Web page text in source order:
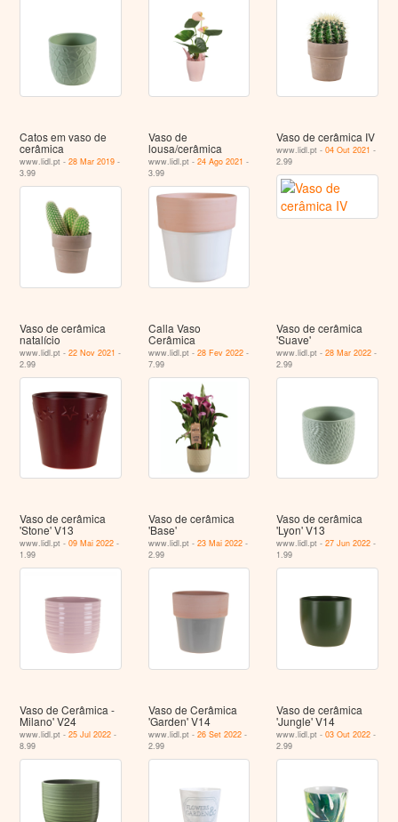
Catos em vaso de
cerâmica
www.lidl.pt -28 Mar 2019 -
3.99
Vaso de
lousa/cerâmica
www.lidl.pt - 24 Ago 2021 -
3.99
Vaso de cerâmica IV
www.lidl.pt -04 Out 2021 -
2.99
Vaso de cerâmica
natalício
www.lidl.pt -22 Nov 2021 -
2.99
Calla Vaso
Cerâmica
www.lidl.pt - 28 Fev 2022-
7.99
Vaso de cerâmica
'Suave'
www.lidl.pt -28 Mar 2022 -
2.99
Vaso de cerâmica
'Stone' V13
www.lidl.pt -09 Mai 2022 -
1.99
Vaso de cerâmica
'Base'
www.lidl.pt - 23 Mai 2022-
2.99
Vaso de cerâmica
'Lyon' V13
www.lidl.pt -27 Jun 2022 -
1.99
Vaso de Cerâmica -
Milano' V24
www.lidl.pt -25 Jul 2022 -
8.99
Vaso de Cerâmica
'Garden' V14
www.lidl.pt - 26 Set 2022-
2.99
Vaso de cerâmica
'Jungle' V14
www.lidl.pt -03 Out 2022 -
2.99